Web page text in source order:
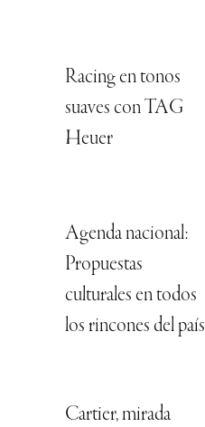
Racing en tonos
suaves con TAG
Heuer
Agenda nacional:
Propuestas
culturales en todos
los rincones del país
Cartier, mirada